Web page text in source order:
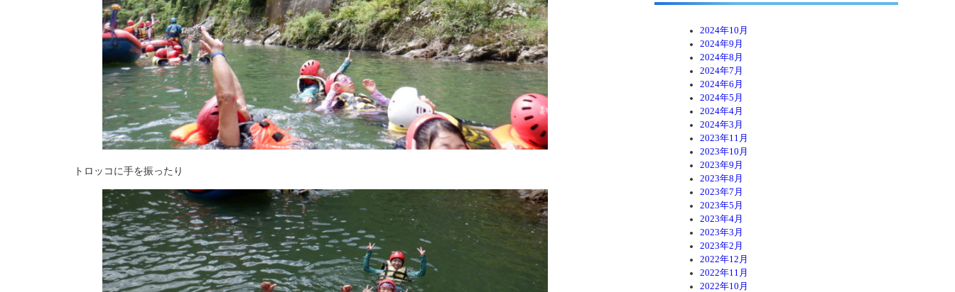
トロッコに手を振ったり
2024年10月
2024年9月
2024年8月
2024年7月
2024年6月
2024年5月
2024年4月
2024年3月
2023年11月
2023年10月
2023年9月
2023年8月
2023年7月
2023年5月
2023年4月
2023年3月
2023年2月
2022年12月
2022年11月
2022年10月